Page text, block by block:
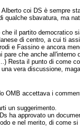
coi DS è sempre
qualche sbavatura, ma
che il partito democratico
di centro, a cui ti
e Fassino e ancora
pare che anche all'interno
Resta il punto di come
vera discussione,
OMB accettava i
un suggerimento.
ha approvato un
e nel merito, di come